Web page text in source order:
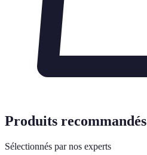
Produits recommandés
Sélectionnés par nos experts